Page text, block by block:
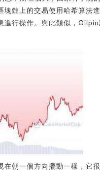
鏈上的交易使用哈希算法
行操作。與此類似，
在朝一個方向擺動一樣，